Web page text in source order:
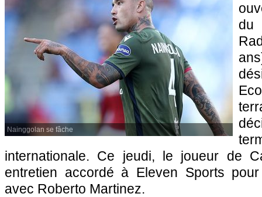
Nainggolan se fâche
du
internationale. Ce jeudi, le joueur de
entretien accordé à Eleven Sports
avec Roberto Martinez.